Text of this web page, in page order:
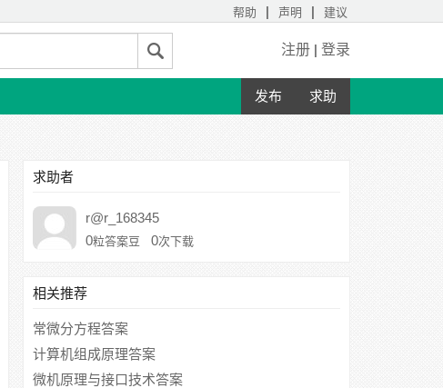
帮助 | 声明 | 建议
注册 | 登录
发布 求助
求助者
r@r_168345
0粒答案豆 0次下载
相关推荐
常微分方程答案
计算机组成原理答案
微机原理与接口技术答案